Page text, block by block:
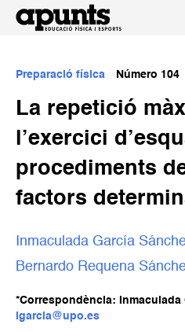
Preparació física Número 104
La repetició
l’exercici
procediments
factors
Inmaculada García
Bernardo Requena
*Correspondència: Inmaculada
igarcia@upo.es